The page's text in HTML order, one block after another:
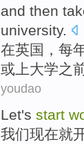
and then
university.
在英国 ， 每
或 上大学之
youdao
Let's start
我们现在就